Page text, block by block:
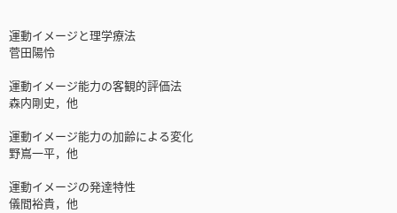
運動イメージと理学療法
菅田陽怜
運動イメージ能力の客観的評価法
森内剛史，他
運動イメージ能力の加齢による変化
野嶌一平，他
運動イメージの発達特性
儀間裕貴，他